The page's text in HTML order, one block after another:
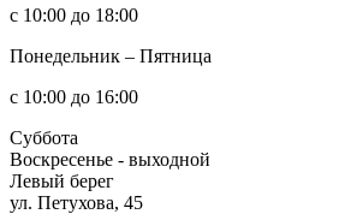
с 10:00 до 18:00
Понедельник – Пятница
с 10:00 до 16:00
Суббота
Воскресенье - выходной
Левый берег
ул. Петухова, 45